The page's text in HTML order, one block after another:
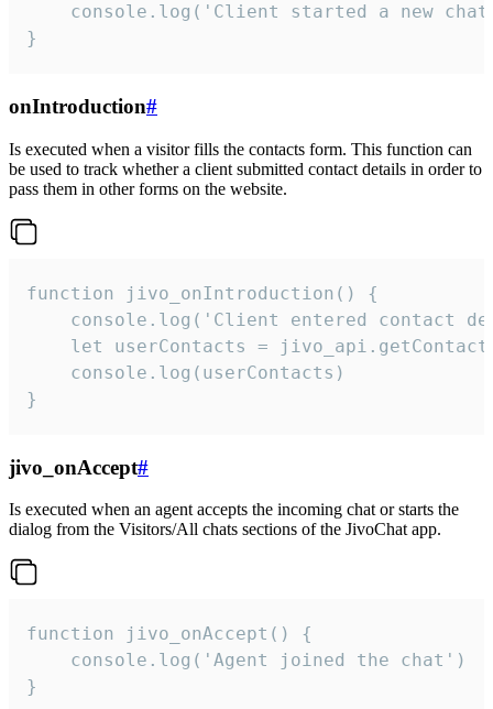
console.log('Client started a new
}
onIntroduction#
Is executed when a visitor fills the contacts form. This function can
be used to track whether a client submitted contact details in order to
pass them in other forms on the website.
function jivo_onIntroduction() {
console.log('Client entered contact
let userContacts =
    console.log(userContacts)
}
jivo_onAccept#
Is executed when an agent accepts the incoming chat or starts the
dialog from the Visitors/All chats sections of the JivoChat app.
function jivo_onAccept() {
}